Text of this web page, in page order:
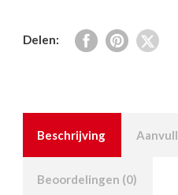
Delen:
Beschrijving
Beoordelingen (0)